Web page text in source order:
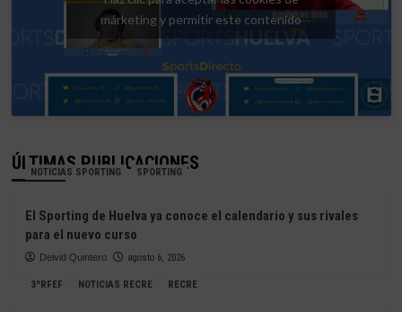
márketing y permitir este contenido
ÚLTIMAS PUBLICACIONES
NOTICIAS SPORTING SPORTING
El Sporting de Huelva ya conoce el calendario y sus rivales
para el nuevo curso
Deivid Quintero agosto 6, 2026
3ªRFEF NOTICIAS RECRE RECRE